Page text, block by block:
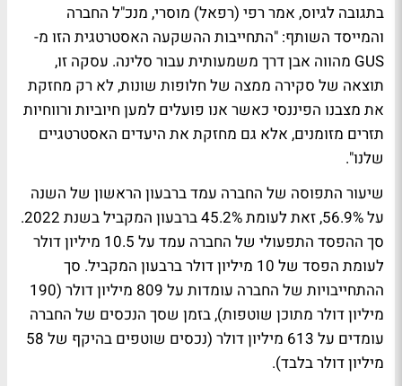
בתגובה לגיוס, אמר רפי (רפאל) מוסרי, מנכ"ל החברה
והמייסד השותף: "התחייבות ההשקעה האסטרטגית הזו מ-
GUS מהווה אבן דרך משמעותית עבור סלינה. עסקה זו,
תוצאה של סקירה ממצה של חלופות שונות, לא רק מחזקת
את מצבנו הפיננסי כאשר אנו פועלים למען חיוביות ורווחיות
תזרים מזומנים, אלא גם מחזקת את היעדים האסטרטגיים
שלנו".
שיעור התפוסה של החברה עמד ברבעון הראשון של השנה
על 56.9%, זאת לעומת 45.2% ברבעון המקביל בשנת 2022.
סך ההפסד התפעולי של החברה עמד על 10.5 מיליון דולר
לעומת הפסד של 10 מיליון דולר ברבעון המקביל. סך
ההתחייבויות של החברה עומדות על 809 מיליון דולר (190
מיליון דולר מתוכן שוטפות), בזמן שסך הנכסים של החברה
עומדים על 613 מיליון דולר (נכסים שוטפים בהיקף של 58
מיליון דולר בלבד).